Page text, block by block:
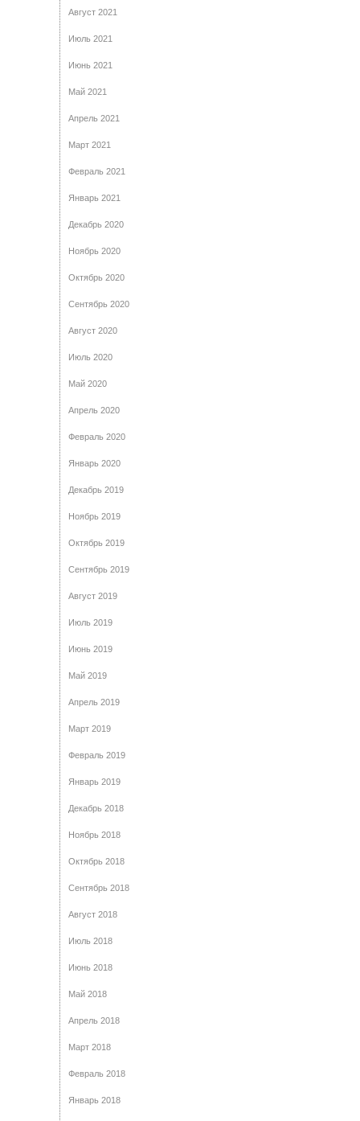
Август 2021
Июль 2021
Июнь 2021
Май 2021
Апрель 2021
Март 2021
Февраль 2021
Январь 2021
Декабрь 2020
Ноябрь 2020
Октябрь 2020
Сентябрь 2020
Август 2020
Июль 2020
Май 2020
Апрель 2020
Февраль 2020
Январь 2020
Декабрь 2019
Ноябрь 2019
Октябрь 2019
Сентябрь 2019
Август 2019
Июль 2019
Июнь 2019
Май 2019
Апрель 2019
Март 2019
Февраль 2019
Январь 2019
Декабрь 2018
Ноябрь 2018
Октябрь 2018
Сентябрь 2018
Август 2018
Июль 2018
Июнь 2018
Май 2018
Апрель 2018
Март 2018
Февраль 2018
Январь 2018